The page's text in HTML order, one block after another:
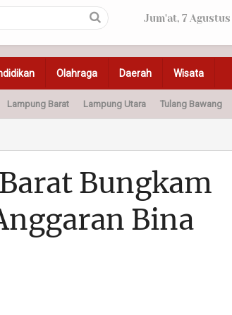
Jum'at, 7
Olahraga Daerah Wisata
Pendidikan Otomotif
Lampung Barat Lampung Utara Tulang Bawang
Bungkam
Bina